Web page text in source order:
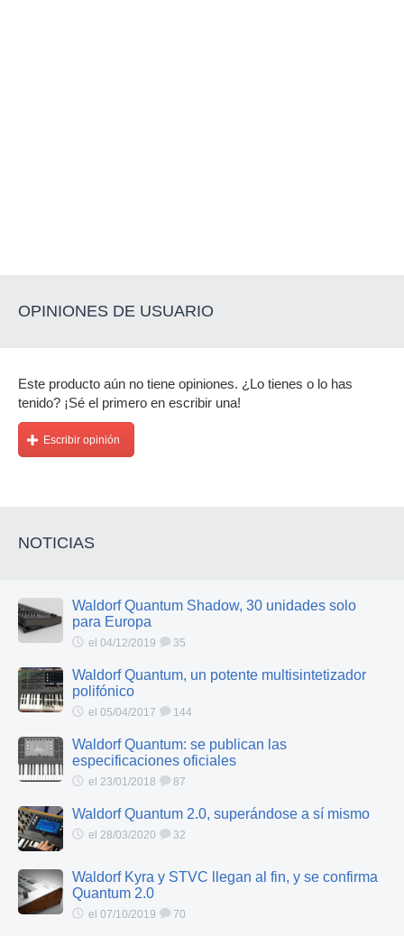
OPINIONES DE USUARIO
Este producto aún no tiene opiniones. ¿Lo tienes o lo has
tenido? ¡Sé el primero en escribir una!
Escribir opinión
NOTICIAS
Waldorf Quantum Shadow, 30 unidades solo
para Europa
el 04/12/2019 35
Waldorf Quantum, un potente multisintetizador
polifónico
el 05/04/2017 144
Waldorf Quantum: se publican las
especificaciones oficiales
el 23/01/2018 87
Waldorf Quantum 2.0, superándose a sí mismo
el 28/03/2020 32
Waldorf Kyra y STVC llegan al fin, y se confirma
Quantum 2.0
el 07/10/2019 70